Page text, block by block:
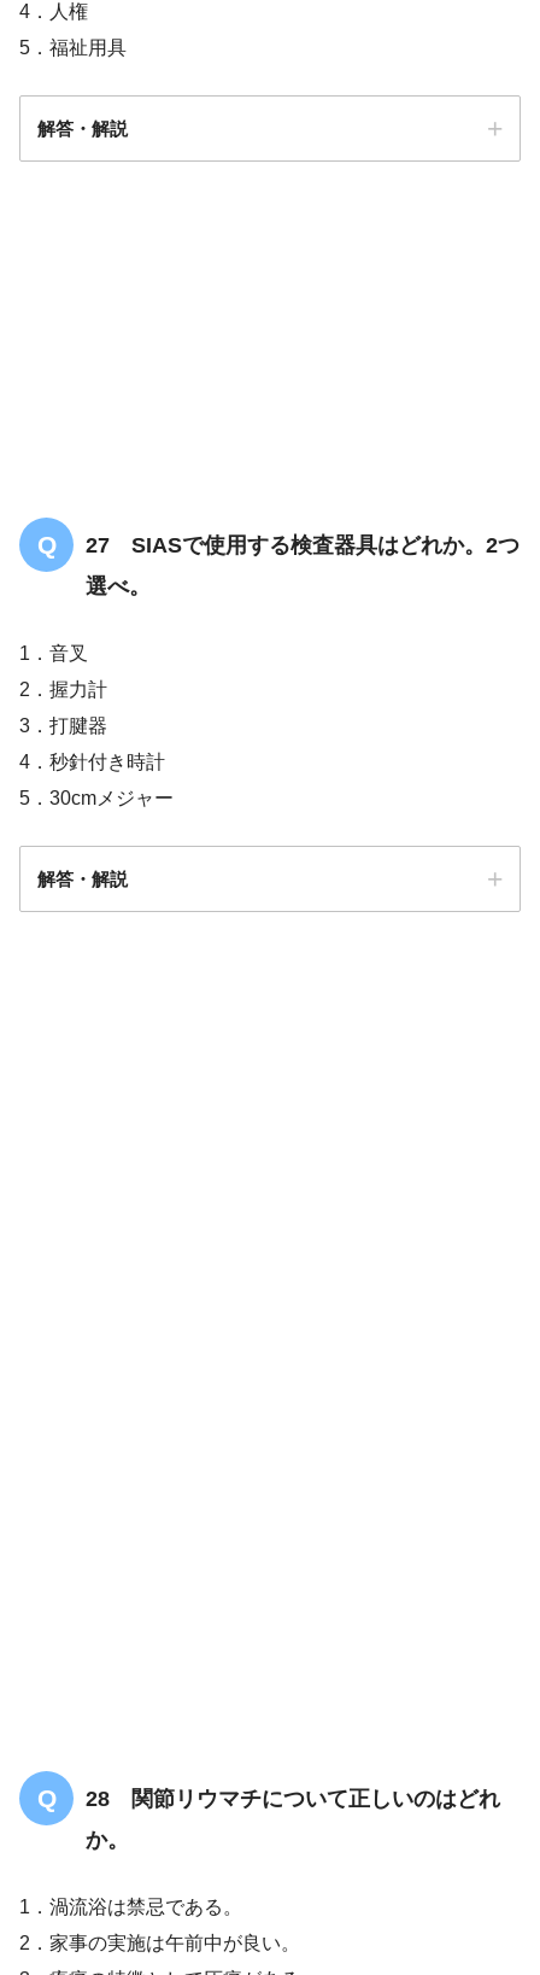
4．人権
5．福祉用具
解答・解説
27 SIASで使用する検査器具はどれか。2つ
選べ。
1．音叉
2．握力計
3．打腱器
4．秒針付き時計
5．30cmメジャー
解答・解説
【PT/OT/共通】SIASについての問題「ま
とめ・解説」
28 関節リウマチについて正しいのはどれ
か。
1．渦流浴は禁忌である。
2．家事の実施は午前中が良い。